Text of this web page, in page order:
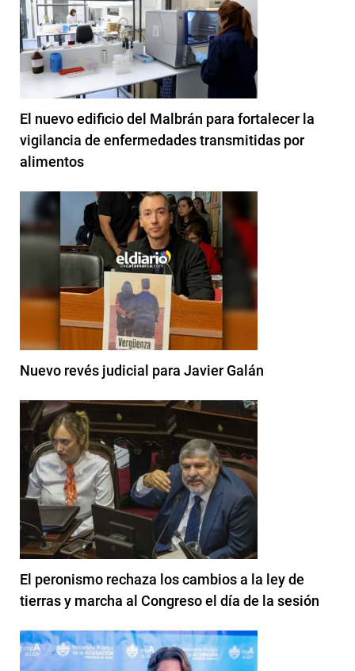
El nuevo edificio del Malbrán para fortalecer la
vigilancia de enfermedades transmitidas por
alimentos
Nuevo revés judicial para Javier Galán
El peronismo rechaza los cambios a la ley de
tierras y marcha al Congreso el día de la sesión